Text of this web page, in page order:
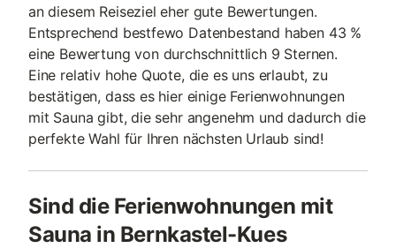
an diesem Reiseziel eher gute Bewertungen.
Entsprechend bestfewo Datenbestand haben 43 %
eine Bewertung von durchschnittlich 9 Sternen.
Eine relativ hohe Quote, die es uns erlaubt, zu
bestätigen, dass es hier einige Ferienwohnungen
mit Sauna gibt, die sehr angenehm und dadurch die
perfekte Wahl für Ihren nächsten Urlaub sind!
Sind die Ferienwohnungen mit
Sauna in Bernkastel-Kues